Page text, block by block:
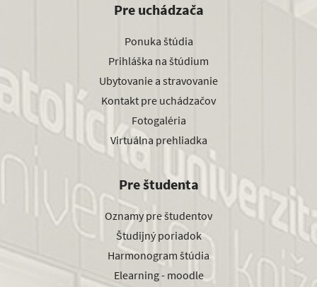
Pre uchádzača
Ponuka štúdia
Prihláška na štúdium
Ubytovanie a stravovanie
Kontakt pre uchádzačov
Fotogaléria
Virtuálna prehliadka
Pre študenta
Oznamy pre študentov
Študijný poriadok
Harmonogram štúdia
Elearning - moodle